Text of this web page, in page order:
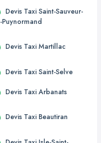
Devis Taxi Saint-Sauveur-
Puynormand
Devis Taxi Martillac
Devis Taxi Saint-Selve
Devis Taxi Arbanats
Devis Taxi Beautiran